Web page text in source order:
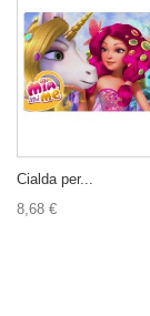
Cialda per...
8,68 €